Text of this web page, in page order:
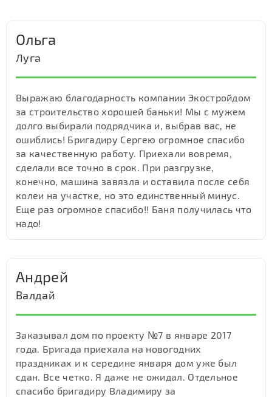
Ольга
Луга
Выражаю благодарность компании Экостройдом
за строительство хорошей баньки! Мы с мужем
долго выбирали подрядчика и, выбрав вас, не
ошиблись! Бригадиру Сергею огромное спасибо
за качественную работу. Приехали вовремя,
сделали все точно в срок. При разгрузке,
конечно, машина завязла и оставила после себя
колеи на участке, но это единственный минус.
Еще раз огромное спасибо!! Баня получилась что
надо!
Андрей
Валдай
Заказывал дом по проекту №7 в январе 2017
года. Бригада приехала на новогодних
праздниках и к середине января дом уже был
сдан. Все четко. Я даже не ожидал. Отдельное
спасибо бригадиру Владимиру за